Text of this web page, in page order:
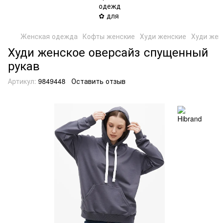
Женская одежда Кофты женские Худи женские Худи
Худи женское оверсайз спущенный
рукав
Артикул: 9849448 Оставить отзыв